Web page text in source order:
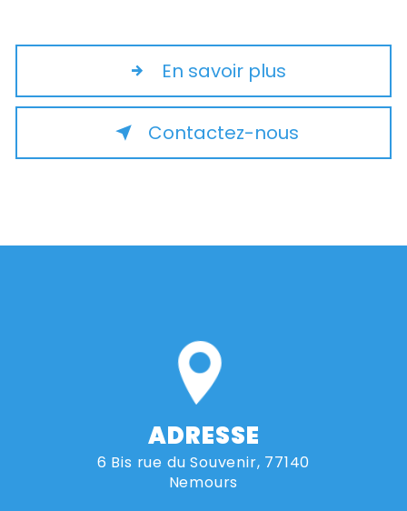
En savoir plus
Contactez-nous
ADRESSE
6 Bis rue du Souvenir, 77140
Nemours